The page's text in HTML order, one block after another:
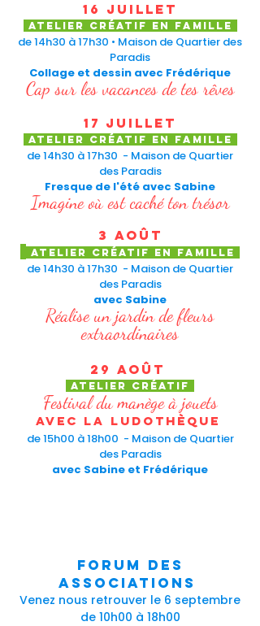
16 juillet
atelier créatif en famille
de 14h30 à 17h30 • Maison de Quartier des
Paradis
Collage et dessin avec Frédérique
Cap sur les vacances de tes rêves
17 juillet
atelier créatif en famille
de 14h30 à 17h30 - Maison de Quartier
des Paradis
Fresque de l'été avec Sabine
Imagine où est caché ton trésor
3 août
atelier créatif en famille
de 14h30 à 17h30 - Maison de Quartier
des Paradis
avec Sabine
Réalise un jardinde fleurs
extraordinaires
29 août
atelier créatif
Festival du manège à jouets
avec la ludothèque
de 15h00 à 18h00 - Maison de Quartier
des Paradis
avec Sabine et Frédérique
Forum des
associations
Venez nous retrouver le 6 septembre
de 10h00 à 18h00